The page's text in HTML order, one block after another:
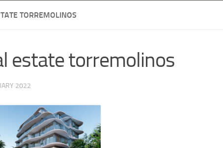
TORREMOLINOS
estate torremolinos
2022